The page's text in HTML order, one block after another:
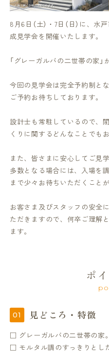
8月6日（土）・7日（日）に、
成見学会を開催いたします。
「グレーガルバの二世帯の家」
今回の見学会は完全予約制と
ご予約お待ちしております。
設計士も常駐しているので、
くりに関するどんなことでも
また、皆さまに安心してご見
多数となる場合には、入場を
まで少々お待ちいただくこと
お客さま及びスタッフの安全
ただきますので、何卒ご理解
ます。
ポ
見どころ・特徴
□ グレーガルバの二世帯の家。
□ モルタル調のすっきりとし